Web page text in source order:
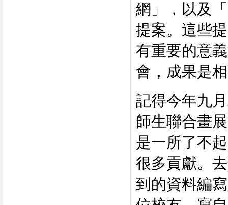
網」，以及
提案。這些
有重要的意
會，成果是
記得今年九
師生聯合畫
是一所了不
很多貢獻。
到的資料編